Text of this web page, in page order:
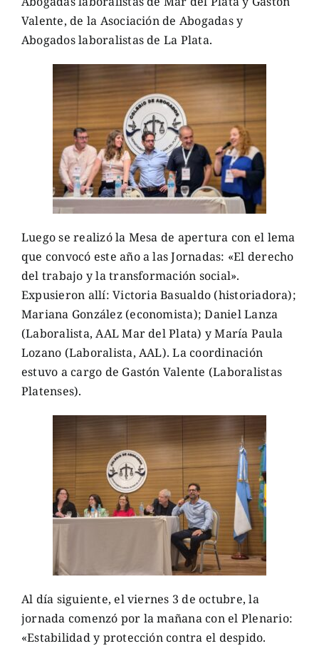
Valente, de la Asociación de Abogadas y
Abogados laboralistas de La Plata.
Luego se realizó la Mesa de apertura con el lema
que convocó este año a las Jornadas: «El derecho
del trabajo y la transformación social».
Expusieron allí: Victoria Basualdo (historiadora);
Mariana González (economista); Daniel Lanza
(Laboralista, AAL Mar del Plata) y María Paula
Lozano (Laboralista, AAL). La coordinación
estuvo a cargo de Gastón Valente (Laboralistas
Platenses).
Al día siguiente, el viernes 3 de octubre, la
jornada comenzó por la mañana con el Plenario:
«Estabilidad y protección contra el despido.